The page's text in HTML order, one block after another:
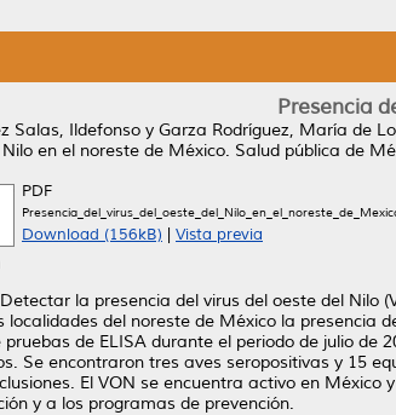
Presencia
Salas, Ildefonso y Garza Rodríguez, María de
en el noreste de México. Salud pública de
PDF
Download (156kB) Vista previa
la presencia del virus del oeste del Nilo
localidades del noreste de México la presencia
de ELISA durante el periodo de julio de
Se encontraron tres aves seropositivas y 15
El VON se encuentra activo en
y a los programas de prevención.